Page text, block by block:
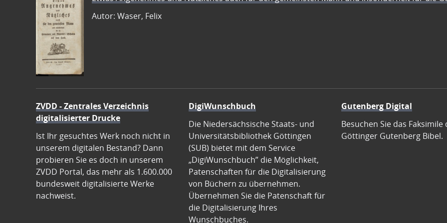
Autor: Waser, Felix
ZVDD - Zentrales Verzeichnis
digitalisierter Drucke
Ist Ihr gesuchtes Werk noch nicht in
unserem digitalen Bestand? Dann
probieren Sie es doch in unserem
ZVDD Portal, das mehr als 1.600.000
bundesweit digitalisierte Werke
nachweist.
DigiWunschbuch
Die Niedersächsische Staats- und
Universitätsbibliothek Göttingen
(SUB) bietet mit dem Service
„DigiWunschbuch” die Möglichkeit,
Patenschaften für die Digitalisierung
von Büchern zu übernehmen.
Übernehmen Sie die Patenschaft für
die Digitalisierung Ihres
Wunschbuches.
Gutenberg Digital
Besuchen Sie das Faksimile
Göttinger Gutenberg Bibel.